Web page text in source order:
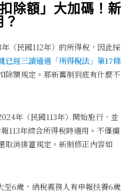
除額」大加碼！新
（民國112年）的所得稅，因此採
已經三讀通過「所得稅法」第17條
除額規定。那新舊制到底有什麼不
年（民國113年）開始施行，並
113年綜合所得稅時適用。不僅擴
取消排富規定。新制修正內容如
至6歲，納稅義務人有申報扶養6歲